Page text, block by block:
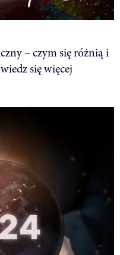
– czym się różnią i
się więcej